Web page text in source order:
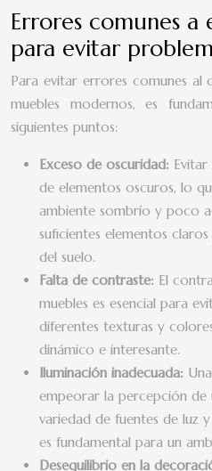
Errores comunes a
para evitar
Para evitar errores comunes al
muebles modernos, es
siguientes puntos:
Exceso de oscuridad:
de elementos oscuros, lo
ambiente sombrío y poco
suficientes elementos
del suelo.
Falta de contraste: El
muebles es esencial para
diferentes texturas y
dinámico e interesante.
Iluminación inadecuada:
empeorar la percepción de
variedad de fuentes de luz
es fundamental para un
Desequilibrio en la